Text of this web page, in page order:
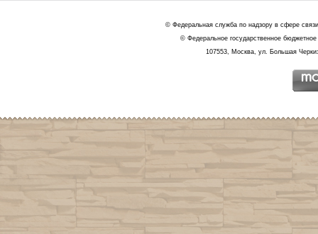
© Федеральная служба по надзору в сфере
© Федеральное государственное
107553, Москва, ул. Большая